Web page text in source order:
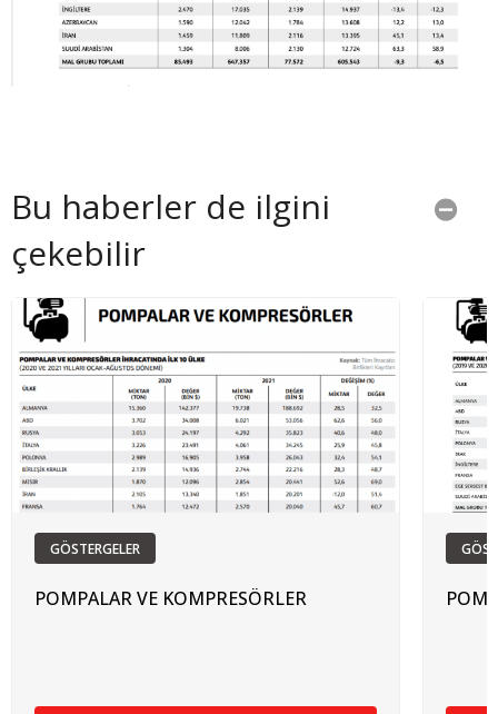
Bu haberler de ilgini
çekebilir
GÖSTERGELER
POMPALAR VE KOMPRESÖRLER